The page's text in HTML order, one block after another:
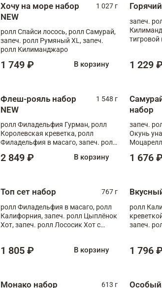
Хочу на море набор
NEW
1 027 г
ролл Спайси лосось, ролл Самурай,
запеч. ролл Румяный XL, запеч.
ролл Килиманджаро
1 749 ₽ В корзину
запеч.
тигровой
1 229
Флеш-рояль набор
NEW
1 548 г
ролл Филадельфия Гурман, ролл
Королевская креветка, ролл
Филадельфия в масаго, запеч. ролл
Тигровая креветка с моцареллой,
2 849 ₽ В корзину
набор
запеч.
Окунь
1 676
Топ сет набор
767 г
ролл Филадельфия в масаго, ролл
Калифорния, запеч. ролл Цыплёнок
Хот, запеч. ролл Лососик Хот с
1 805 ₽ В корзину
ролл
запеч.
1 796
Монако набор
613 г